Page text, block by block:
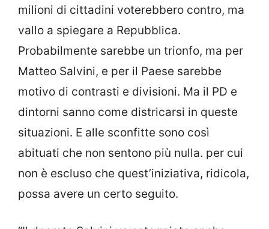
milioni di cittadini voterebbero contro, ma
vallo a spiegare a Repubblica.
Probabilmente sarebbe un trionfo, ma per
Matteo Salvini, e per il Paese sarebbe
motivo di contrasti e divisioni. Ma il PD e
dintorni sanno come districarsi in queste
situazioni. E alle sconfitte sono così
abituati che non sentono più nulla. per cui
non è escluso che quest’iniziativa, ridicola,
possa avere un certo seguito.